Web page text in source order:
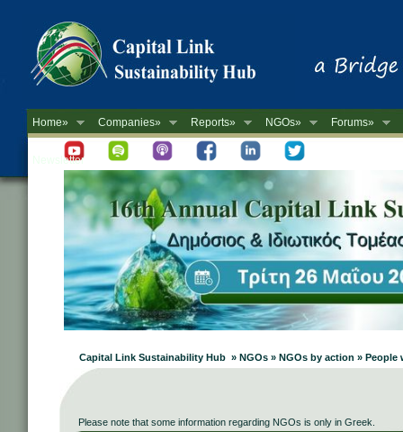
Home» Companies» Reports» NGOs» Forums»
Newsletter
Capital Link Sustainability Hub » NGOs » NGOs by action »
Please note that some information regarding NGOs is only in Greek.